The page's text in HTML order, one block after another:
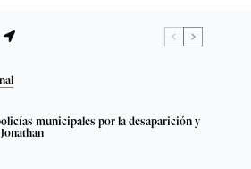
municipales por la desaparición y